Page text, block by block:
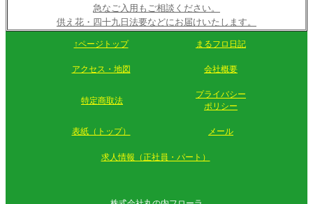
急なご入用もご相談ください。
供え花・四十九日法要などにお届けいたします。
↑ページトップ まるフロ日記
アクセス・地図 会社概要
特定商取法
プライバシー
ポリシー
表紙（トップ） メール
求人情報（正社員・パート）